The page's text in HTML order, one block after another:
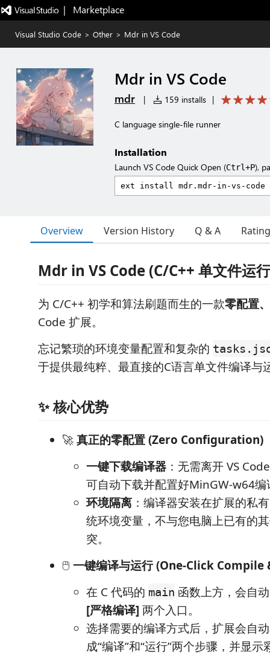
|   Marketplace
Visual Studio Code > Other > Mdr in VS Code
Mdr in VS Code
mdr | 159 installs |
C language single-file runner
Installation
Launch VS Code Quick Open (Ctrl+P),
Overview Version History Q & A
Mdr in VS Code (C/C++ 单文件运
为 C/C++ 初学和算法刷题而生的一款零配置
Code 扩展。
忘记繁琐的环境变量配置和复杂的
于提供最纯粹、最直接的C语言单文件编译与
✨ 核心优势
🚀真正的零配置 (Zero Configuration)
一键下载编译器 ：无需离开 VS
可自动下载并配置好MinGW-w64编
环境隔离 ：编译器安装在扩展的私
统环境变量，不与您电脑上已有的
突。
🖱️ 一键编译与运行 (One-Click Compile
在 C 代码的 main 函数上方，会自
[严格编译] 两个入口。
选择需要的编译方式后，扩展会自
成“编译”和“运行”两个步骤，并显